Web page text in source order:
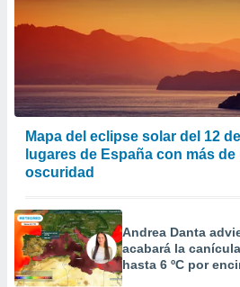
Mapa del eclipse solar del 12
lugares de España con más
oscuridad
Andrea Danta
acabará la
hasta 6 ºC por